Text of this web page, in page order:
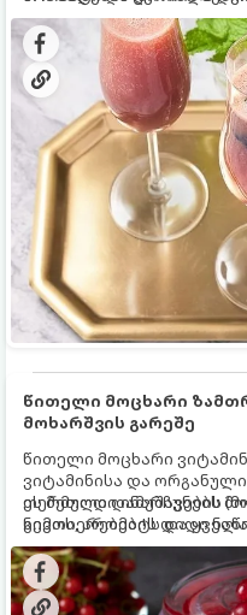
დახვეწილ და
წითელი მოცხარი
მოხარშვის გარეშე
წითელი მოცხარი
ვიტამინისა და
თერმული დამუშავების
ნივთიერებების დიდი
კენკრის ზამთრისთვის
„ცოცხალი ჯემის“
ეს მეთოდი ინარჩუნებს
გემოს, არომატს და